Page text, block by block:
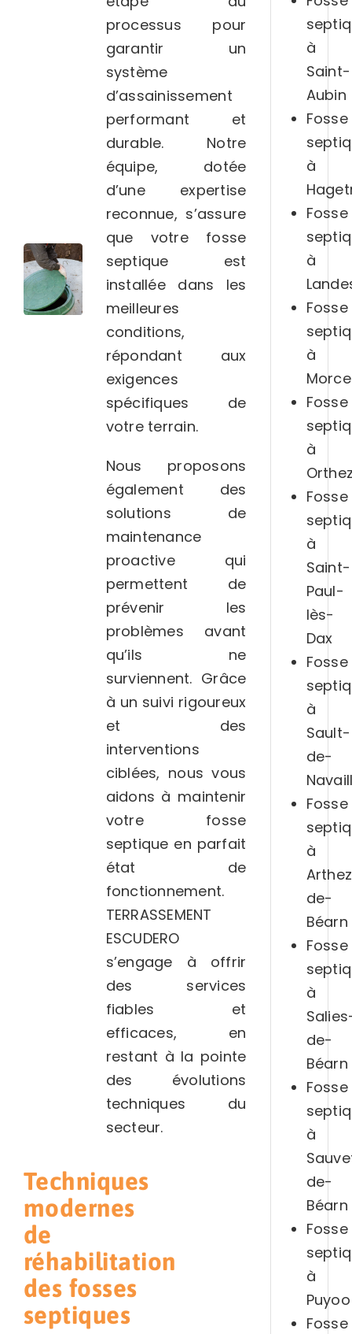
processus pour
garantir un
système
d’assainissement
performant et
durable. Notre
équipe, dotée
d’une expertise
reconnue, s’assure
que votre fosse
septique est
installée dans les
meilleures
conditions,
répondant aux
exigences
spécifiques de
votre terrain.
Nous proposons
également des
solutions de
maintenance
proactive qui
permettent de
prévenir les
problèmes avant
qu’ils ne
surviennent. Grâce
à un suivi rigoureux
et des
interventions
ciblées, nous vous
aidons à maintenir
votre fosse
septique en parfait
état de
fonctionnement.
TERRASSEMENT
ESCUDERO
s’engage à offrir
des services
fiables et
efficaces, en
restant à la pointe
des évolutions
techniques du
secteur.
Techniques
modernes
de
réhabilitation
des fosses
septiques
à
Saint-
Aubin
Fosse
à
Fosse
à
Fosse
à
Fosse
à
Fosse
à
Saint-
Paul-
lès-
Dax
Fosse
à
Sault-
de-
Fosse
à
de-
Béarn
Fosse
à
de-
Béarn
Fosse
à
de-
Béarn
Fosse
à
Puyoo
Fosse